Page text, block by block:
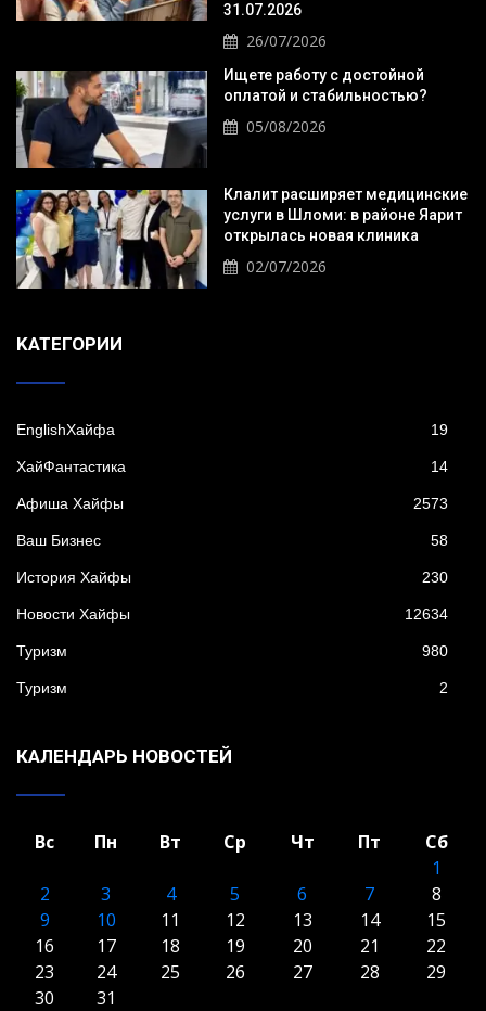
31.07.2026
26/07/2026
Ищете работу с достойной
оплатой и стабильностью?
05/08/2026
Клалит расширяет медицинские
услуги в Шломи: в районе Яарит
открылась новая клиника
02/07/2026
KАТЕГОРИИ
EnglishХайфа 19
XайФантастика 14
Афиша Хайфы 2573
Ваш Бизнес 58
История Хайфы 230
Новости Хайфы 12634
Туризм 980
Туризм 2
КАЛЕНДАРЬ НОВОСТЕЙ
Вс Пн Вт Ср Чт Пт
Сб
1
2
3 4 5 6 7
8
9
10 11 12 13 14
15
16
17 18 19 20 21
22
23
24 25 26 27 28
29
30
31